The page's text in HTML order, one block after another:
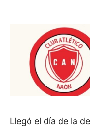
Llegó el día de la